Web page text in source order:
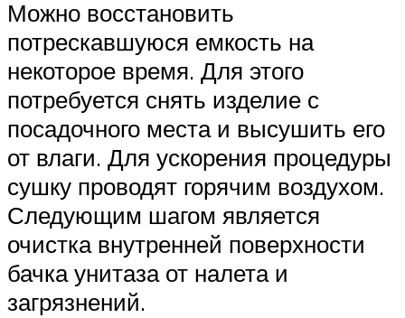
Можно восстановить
потрескавшуюся емкость на
некоторое время. Для этого
потребуется снять изделие с
посадочного места и высушить его
от влаги. Для ускорения процедуры
сушку проводят горячим воздухом.
Следующим шагом является
очистка внутренней поверхности
бачка унитаза от налета и
загрязнений.